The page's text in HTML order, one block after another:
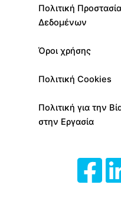
Πολιτική
Δεδομένων
Όροι χρήσης
Πολιτική Cookies
Πολιτική για την
στην Εργασία